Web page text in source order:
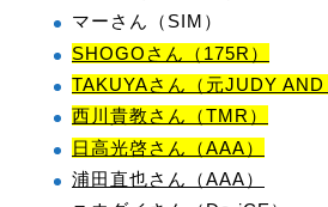
マーさん（SIM）
SHOGOさん（175R）
TAKUYAさん（元JUDY AND
西川貴教さん（TMR）
日高光啓さん（AAA）
浦田直也さん（AAA）